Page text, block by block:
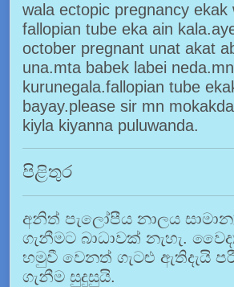
wala ectopic pregnancy ekak
fallopian tube eka ain
october pregnant unat akat
una.mta babek labei neda.mn
kurunegala.fallopian tube
bayay.please sir mn
kiyla kiyanna puluwanda.
පිළිතුර
අනිත් පැලෝපීය නාලය
ගැනීමට බාධාවක් නැහැ.
හමුවී වෙනත් ගැටළු ඇතිදැයි
ගැනීම සුදුසුයි.